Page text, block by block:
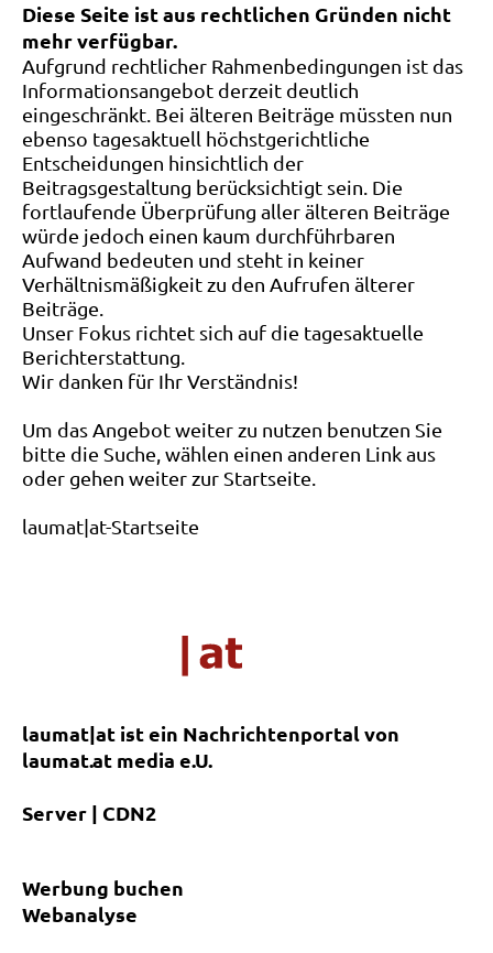
Diese Seite ist aus rechtlichen Gründen nicht
mehr verfügbar.
Aufgrund rechtlicher Rahmenbedingungen ist das
Informationsangebot derzeit deutlich
eingeschränkt. Bei älteren Beiträge müssten nun
ebenso tagesaktuell höchstgerichtliche
Entscheidungen hinsichtlich der
Beitragsgestaltung berücksichtigt sein. Die
fortlaufende Überprüfung aller älteren Beiträge
würde jedoch einen kaum durchführbaren
Aufwand bedeuten und steht in keiner
Verhältnismäßigkeit zu den Aufrufen älterer
Beiträge.
Unser Fokus richtet sich auf die tagesaktuelle
Berichterstattung.
Wir danken für Ihr Verständnis!
Um das Angebot weiter zu nutzen benutzen Sie
bitte die Suche, wählen einen anderen Link aus
oder gehen weiter zur Startseite.
laumat|at-Startseite
laumat|at ist ein Nachrichtenportal von
laumat.at media e.U.
Server | CDN2
Werbung buchen
Webanalyse